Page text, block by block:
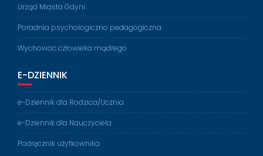
Urząd Miasta Gdyni
Poradnia psychologiczno pedagogiczna
Wychować człowieka mądrego
E-DZIENNIK
e-Dziennik dla Rodzica/Ucznia
e-Dziennik dla Nauczyciela
Podręcznik użytkownika